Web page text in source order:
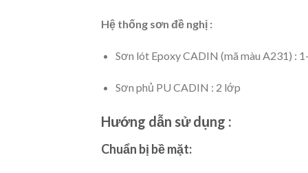
Hệ thống sơn đề nghị :
Sơn lót Epoxy CADIN (mã màu A231) :
Sơn phủ PU CADIN : 2 lớp
Hướng dẫn sử dụng :
Chuẩn bị bề mặt: